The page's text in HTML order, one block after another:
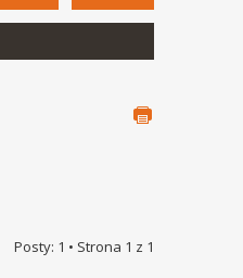
Posty: 1 • Strona 1 z 1